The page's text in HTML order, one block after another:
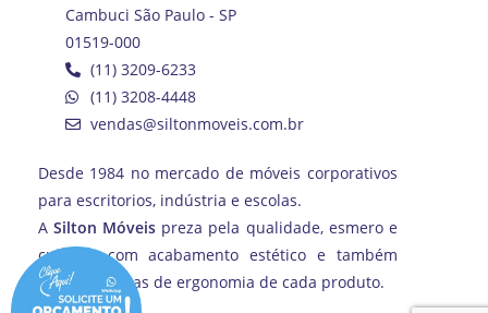
Cambuci São Paulo - SP
01519-000
(11) 3209-6233
(11) 3208-4448
vendas@siltonmoveis.com.br
Desde 1984 no mercado de móveis corporativos
para escritorios, indústria e escolas.
ASilton Móveis preza pela qualidade, esmero e
cuidado com acabamento estético e também
com as normas de ergonomia de cada produto.